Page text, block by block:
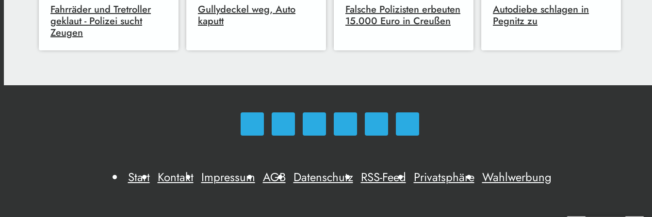
Fahrräder und Tretroller
geklaut - Polizei sucht
Zeugen
Gullydeckel weg, Auto
kaputt
Falsche Polizisten erbeuten
15.000 Euro in Creußen
Autodiebe schlagen in
Pegnitz zu
Start Kontakt Impressum AGB Datenschutz RSS-Feed Privatsphäre Wahlwerbung